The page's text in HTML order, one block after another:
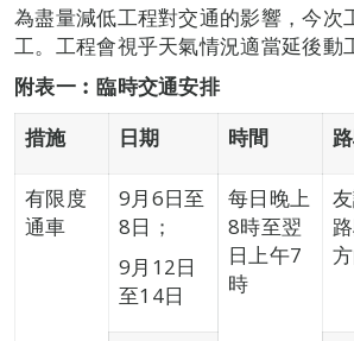
為盡量減低工程對交通的影響，今次
工。工程會視乎天氣情況適當延後動
附表一︰臨時交通安排
措施
日期 時間
有限度
通車
9月6日至
8日；
9月12日
至14日
每日晚上
8時至翌
日上午7
時
方